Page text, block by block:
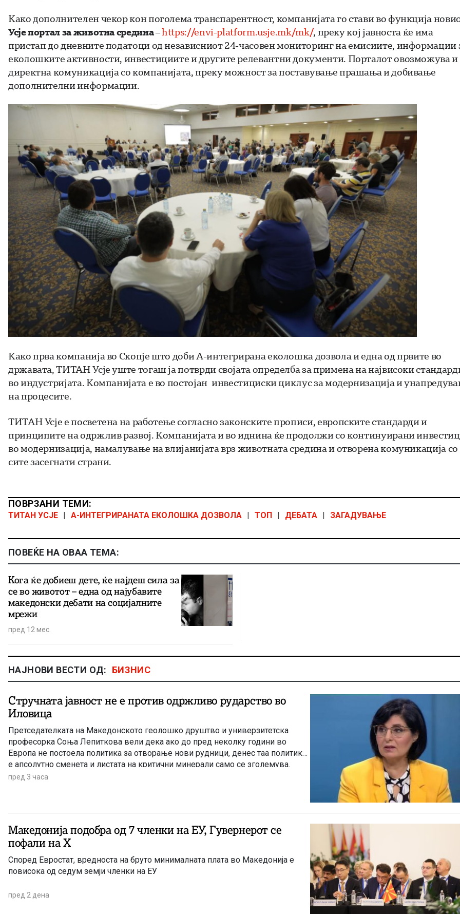
Како дополнителен чекор кон поголема транспарентност, компанијата го стави во функција
Усјепортал за животна средина–https://envi-platform.usje.mk/mk/, преку кој јавноста ќе има
пристап до дневните податоци од независниот 24-часовен мониторинг на емисиите, информации
еколошките активности, инвестициите и другите релевантни документи. Порталот овозможува и
директна комуникација со компанијата, преку можност за поставување прашања и добивање
дополнителни информации.
Како прва компанија во Скопје што доби А-интегрирана еколошка дозвола и една од првите во
државата, ТИТАН Усје уште тогаш ја потврди својата определба за примена на највисоки
во индустријата. Компанијата е во постојан инвестициски циклус за модернизација и
на процесите.
ТИТАН Усје е посветена на работење согласно законските прописи, европските стандарди и
принципите на одржлив развој. Компанијата и во иднина ќе продолжи со континуирани
во модернизација, намалување на влијанијата врз животната средина и отворена комуникација со
сите засегнати страни.
ПОВРЗАНИ ТЕМИ:
ТИТАН УСЈЕ | А-ИНТЕГРИРАНАТА ЕКОЛОШКА ДОЗВОЛА | ТОП | ДЕБАТА | ЗАГАДУВАЊЕ
ПОВЕЌЕ НА ОВАА ТЕМА:
Кога ќе добиеш дете, ќе најдеш сила за
се во животот – една од најубавите
македонски дебати на социјалните
мрежи
пред 12 мес.
НАЈНОВИ ВЕСТИ ОД: БИЗНИС
Стручната јавност не е против одржливо рударство во
Иловица
Претседателката на Македонското геолошко друштво и универзитетска
професорка Соња Лепиткова вели дека ако до пред неколку години во
Европа не постоела политика за отворање нови рудници, денес таа политика
е апсолутно сменета и листата на критични минерали само се зголемува.
пред 3 часа
Македонија подобра од 7 членки на ЕУ, Гувернерот се
пофали на Х
Според Евростат, вредноста на бруто минималната плата во Македонија е
повисока од седум земји членки на ЕУ
пред 2 дена